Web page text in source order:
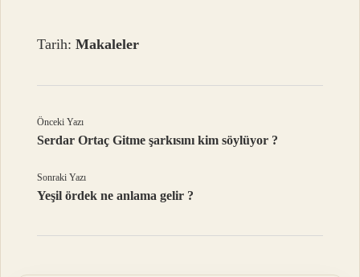
Tarih:Makaleler
Önceki Yazı
Serdar Ortaç Gitme şarkısını kim söylüyor ?
Sonraki Yazı
Yeşil ördek ne anlama gelir ?